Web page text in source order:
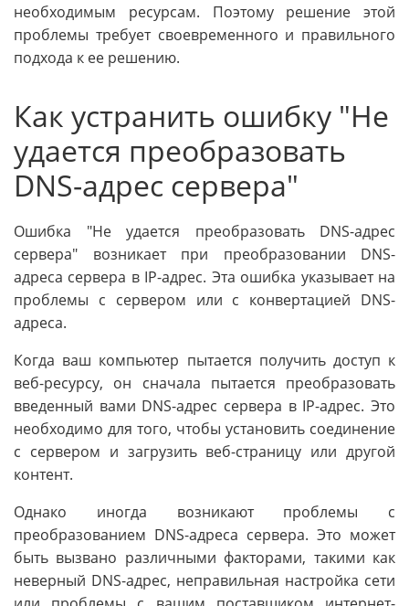
необходимым ресурсам. Поэтому решение этой
проблемы требует своевременного и правильного
подхода к ее решению.
Как устранить ошибку "Не
удается преобразовать
DNS-адрес сервера"
Ошибка "Не удается преобразовать DNS-адрес
сервера" возникает при преобразовании DNS-
адреса сервера в IP-адрес. Эта ошибка указывает на
проблемы с сервером или с конвертацией DNS-
адреса.
Когда ваш компьютер пытается получить доступ к
веб-ресурсу, он сначала пытается преобразовать
введенный вами DNS-адрес сервера в IP-адрес. Это
необходимо для того, чтобы установить соединение
с сервером и загрузить веб-страницу или другой
контент.
Однако иногда возникают проблемы с
преобразованием DNS-адреса сервера. Это может
быть вызвано различными факторами, такими как
неверный DNS-адрес, неправильная настройка сети